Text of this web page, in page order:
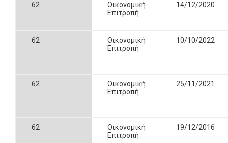
62
Οικονομική
Επιτροπή
14/12/2020
62
Οικονομική
Επιτροπή
10/10/2022
62
Οικονομική
Επιτροπή
25/11/2021
62
Οικονομική
Επιτροπή
19/12/2016